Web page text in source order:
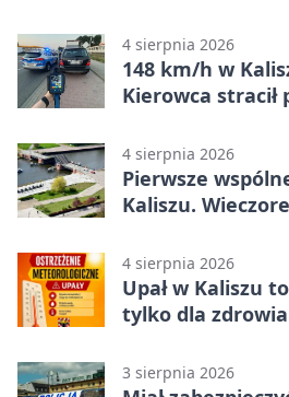
4 sierpnia 2026
148 km/h w
Kierowca stracił
4 sierpnia 2026
Pierwsze
Kaliszu.
4 sierpnia 2026
Upał w Kaliszu
tylko dla
3 sierpnia 2026